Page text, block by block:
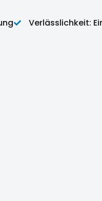
Verlässlichkeit: Ein